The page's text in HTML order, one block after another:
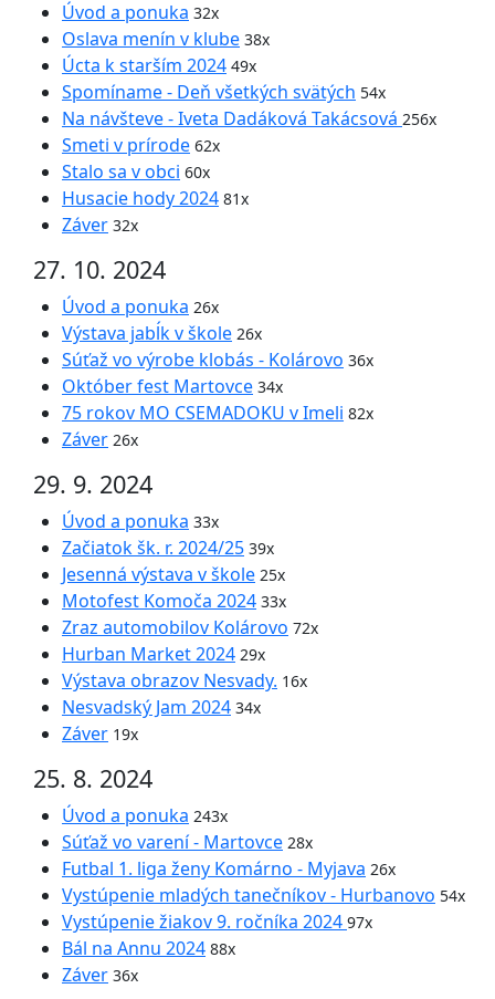
Úvod a ponuka 32x
Oslava menín v klube 38x
Úcta k starším 2024 49x
Spomíname - Deň všetkých svätých 54x
Na návšteve - Iveta Dadáková Takácsová 256x
Smeti v prírode 62x
Stalo sa v obci 60x
Husacie hody 2024 81x
Záver 32x
27. 10. 2024
Úvod a ponuka 26x
Výstava jabĺk v škole 26x
Súťaž vo výrobe klobás - Kolárovo 36x
Október fest Martovce 34x
75 rokov MO CSEMADOKU v Imeli 82x
Záver 26x
29. 9. 2024
Úvod a ponuka 33x
Začiatok šk. r. 2024/25 39x
Jesenná výstava v škole 25x
Motofest Komoča 2024 33x
Zraz automobilov Kolárovo 72x
Hurban Market 2024 29x
Výstava obrazov Nesvady. 16x
Nesvadský Jam 2024 34x
Záver 19x
25. 8. 2024
Úvod a ponuka 243x
Súťaž vo varení - Martovce 28x
Futbal 1. liga ženy Komárno - Myjava 26x
Vystúpenie mladých tanečníkov - Hurbanovo 54x
Vystúpenie žiakov 9. ročníka 2024 97x
Bál na Annu 2024 88x
Záver 36x